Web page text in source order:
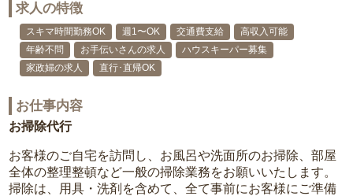
求人の特徴
スキマ時間勤務OK 週1〜OK 交通費支給
高収入可能
年齢不問
お手伝いさんの求人
ハウスキーパー募集
家政婦の求人
直行･直帰OK
お仕事内容
お掃除代行
お客様のご自宅を訪問し、お風呂や洗面所のお掃除、部屋
全体の整理整頓など一般の掃除業務をお願いいたします。
掃除は、用具・洗剤を含めて、全て事前にお客様にご準備